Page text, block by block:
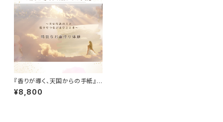
『香りが導く、天国からの手紙』
特別なお香作り
¥8,800